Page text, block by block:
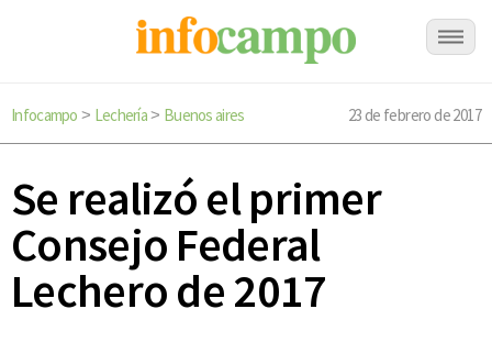
Infocampo > Lechería> Buenos aires 23 de febrero de 2017
Se realizó el primer
Consejo Federal
Lechero de 2017